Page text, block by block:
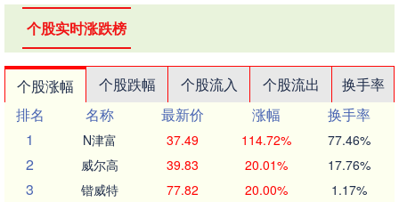
个股实时涨跌榜
个股涨幅 个股跌幅 个股流入 个股流出
换手率
排名
名称 最新价 涨幅
换手率
1
N津富 37.49 114.72% 77.46%
2 威尔高 39.83 20.01% 17.76%
3 锴威特 77.82 20.00% 1.17%